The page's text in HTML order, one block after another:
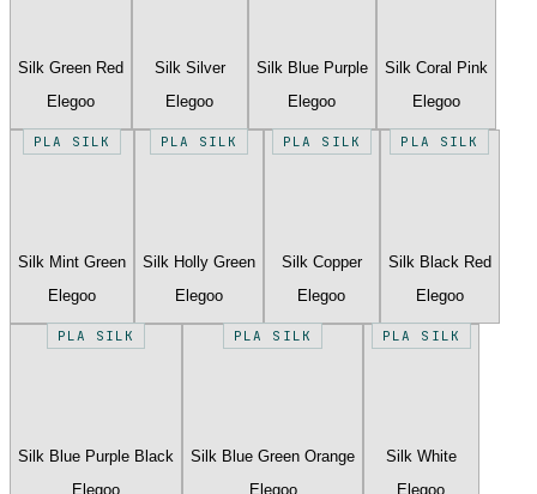
Silk Green Red
Elegoo
Silk Silver
Elegoo
Silk Blue Purple
Elegoo
Silk Coral Pink
Elegoo
PLA SILK
Silk Mint Green
Elegoo
PLA SILK
Silk Holly Green
Elegoo
PLA SILK
Silk Copper
Elegoo
PLA SILK
Silk Black Red
Elegoo
PLA SILK
Silk Blue Purple Black
Elegoo
PLA SILK
Silk Blue Green Orange
Elegoo
PLA SILK
Silk White
Elegoo